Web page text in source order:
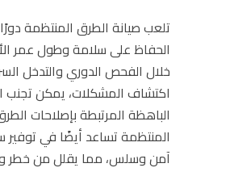
تلعبصيانة الطرق المنتظمة
الحفاظ على سلامة وطول عمر
خلال الفحص الدوري والتدخل
اكتشاف المشكلات، يمكن تجنب
الباهظة المرتبطة بإصلاحات
المنتظمة تساعد أيضًا في
آمن وسلس، مما يقلل من خطر